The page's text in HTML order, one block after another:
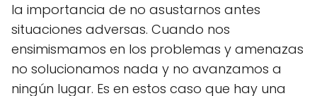
la importancia de no asustarnos antes
situaciones adversas. Cuando nos
ensimismamos en los problemas y amenazas
no solucionamos nada y no avanzamos a
ningún lugar. Es en estos caso que hay una